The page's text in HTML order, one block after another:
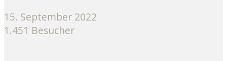
15. September 2022
1.451 Besucher